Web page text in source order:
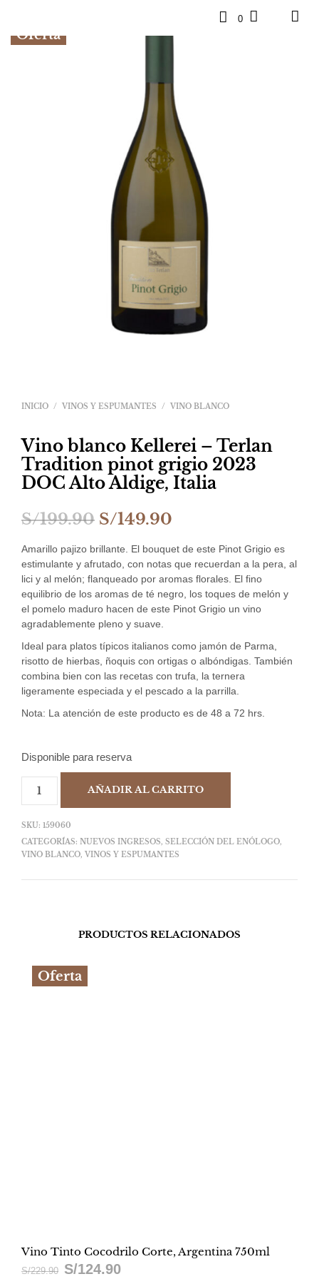
0
Oferta
INICIO / VINOS Y ESPUMANTES / VINO BLANCO
Vino blanco Kellerei – Terlan
Tradition pinot grigio 2023
DOC Alto Aldige, Italia
S/199.90 El
precio
original
era:
S/199.90.
S/149.90
precio
actual
es:
S/149.90.
Amarillo pajizo brillante. El bouquet de este Pinot Grigio es
estimulante y afrutado, con notas que recuerdan a la pera, al
lici y al melón; flanqueado por aromas florales. El fino
equilibrio de los aromas de té negro, los toques de melón y
el pomelo maduro hacen de este Pinot Grigio un vino
agradablemente pleno y suave.
Ideal para platos típicos italianos como jamón de Parma,
risotto de hierbas, ñoquis con ortigas o albóndigas. También
combina bien con las recetas con trufa, la ternera
ligeramente especiada y el pescado a la parrilla.
Nota: La atención de este producto es de 48 a 72 hrs.
Disponible para reserva
AÑADIR AL CARRITO
SKU: 159060
CATEGORÍAS: NUEVOS INGRESOS, SELECCIÓN DEL ENÓLOGO,
VINO BLANCO, VINOS Y ESPUMANTES
PRODUCTOS RELACIONADOS
Oferta
Vino Tinto Cocodrilo Corte, Argentina 750ml
S/229.90 El
S/124.90El